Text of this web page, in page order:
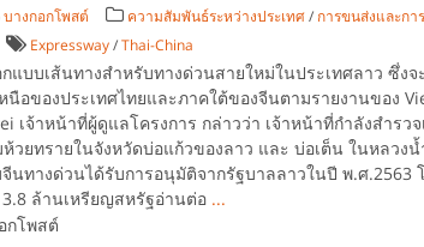
บางกอกโพสต์ ความสัมพันธ์ระหว่างประเทศ/ การขนส่งและก
Expressway/Thai-China
แบบเส้นทางสำหรับทางด่วนสายใหม่ในประเทศลาว ซึ่งจ
นือของประเทศไทยและภาคใต้ของจีนตามรายงานของ
เจ้าหน้าที่ผู้ดูแลโครงการ กล่าวว่า เจ้าหน้าที่กำลังสำรว
วยทรายในจังหวัดบ่อแก้วของลาว และ บ่อเต็น ในหลวงน้
ทางด่วนได้รับการอนุมัติจากรัฐบาลลาวในปี พ.ศ.2563
ล้านเหรียญสหรัฐอ่านต่อ ...
กโพสต์